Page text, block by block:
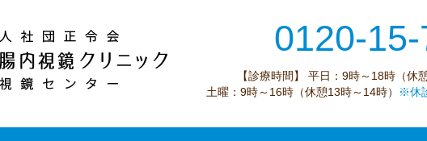
0120-
【診療時間】 平日：9時～18時（休
土曜：9時～16時（休憩13時～14時）
※休